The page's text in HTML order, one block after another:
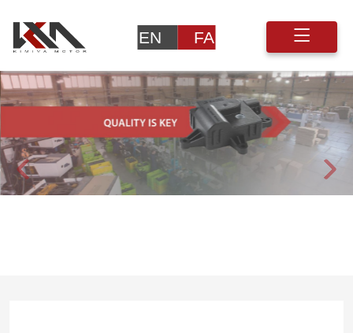
Previous Next
EN FA